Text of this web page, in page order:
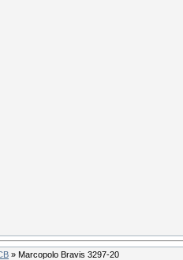
» Marcopolo Bravis 3297-20